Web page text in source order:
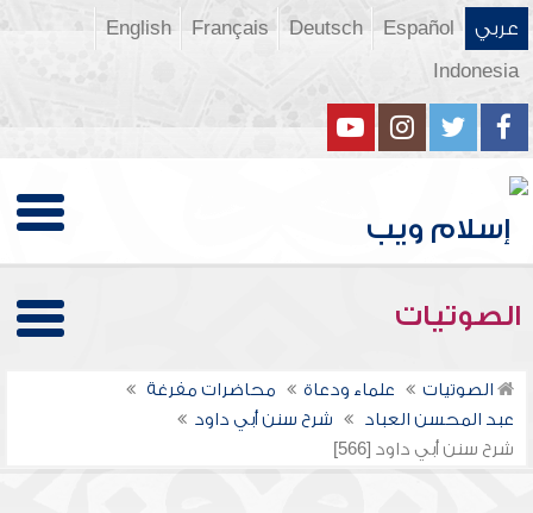
عربي Español
Deutsch
Français
English
Indonesia
الصوتيات
الصوتيات علماء ودعاة
محاضرات مفرغة
عبد المحسن العباد
شرح سنن أبي داود
شرح سنن أبي داود [566]